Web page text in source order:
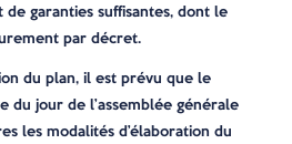
garanties suffisantes, dont le
par décret.
du plan, il est prévu que le
du jour de l’assemblée générale
les modalités d’élaboration du